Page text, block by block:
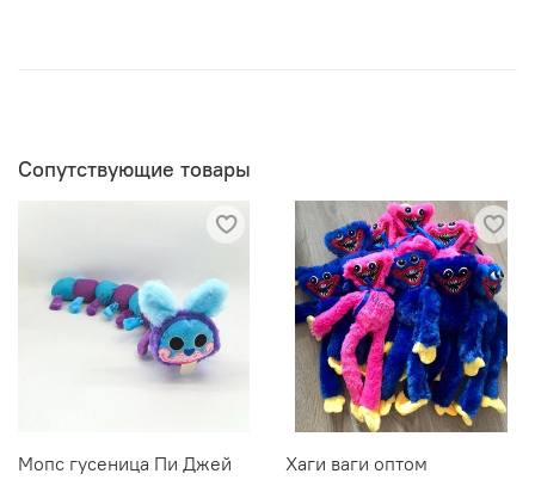
Сопутствующие товары
Мопс гусеница Пи Джей Хаги ваги оптом